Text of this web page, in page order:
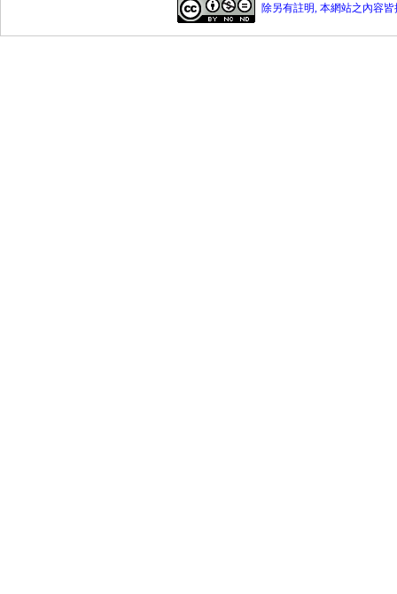
除另有註明, 本網站之內容